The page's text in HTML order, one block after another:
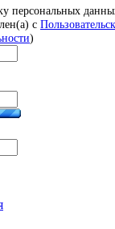
персональных
с
)